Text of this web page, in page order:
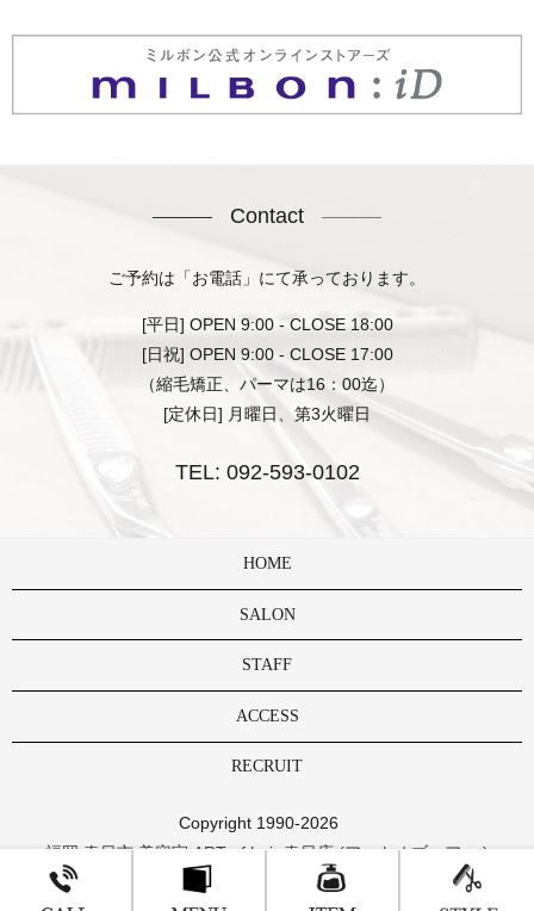
Contact
ご予約は「お電話」にて承っております。
[平日] OPEN 9:00 - CLOSE 18:00
[日祝] OPEN 9:00 - CLOSE 17:00
（縮毛矯正、パーマは16：00迄）
[定休日] 月曜日、第3火曜日
TEL: 092-593-0102
HOME
SALON
STAFF
ACCESS
RECRUIT
Copyright 1990-2026
福岡 春日市 美容室 ART of hair 春日店 (アートオブヘアー )